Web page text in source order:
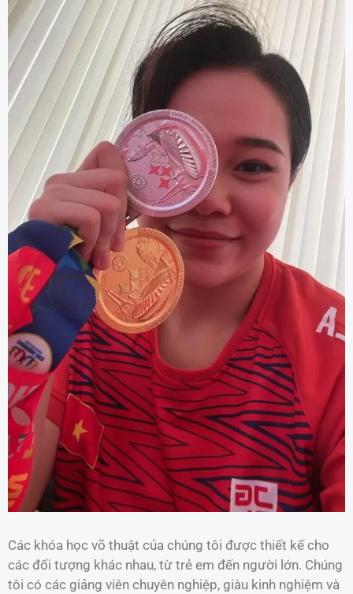
Các khóa học võ thuật của chúng tôi được thiết kế cho
các đối tượng khác nhau, từ trẻ em đến người lớn. Chúng
tôi có các giảng viên chuyên nghiệp, giàu kinh nghiệm và